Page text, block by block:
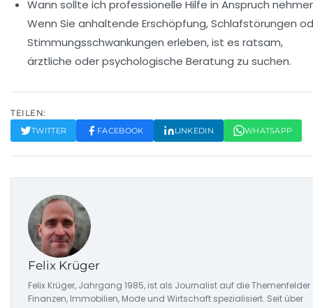
Wann sollte ich professionelle Hilfe in Anspruch
Wenn Sie anhaltende Erschöpfung, Schlafstörungen
Stimmungsschwankungen erleben, ist es ratsam,
ärztliche oder psychologische Beratung zu suchen.
TEILEN:
TWITTER FACEBOOK LINKEDIN WHATSAPP
Felix Krüger
Felix Krüger, Jahrgang 1985, ist als Journalist auf die Themenfelder
Finanzen, Immobilien, Mode und Wirtschaft spezialisiert. Seit über